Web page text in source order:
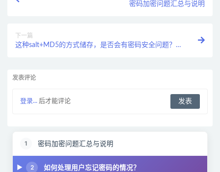
密码加密问题汇总与说明
下一篇
这种salt+MD5的方式储存，是否会有密码安全问题？
发表评论
登录... 后才能评论
1 密码加密问题汇总与说明
2 如何处理用户忘记密码的情况？